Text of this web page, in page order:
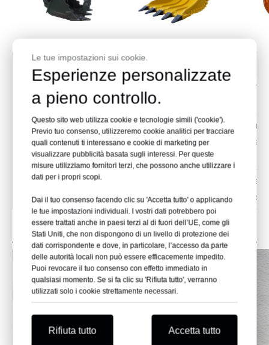
Le tue impostazioni sui cookie.
Esperienze personalizzate
a pieno controllo.
Questo sito web utilizza cookie e tecnologie simili ('cookie').
Previo tuo consenso, utilizzeremo cookie analitici per tracciare
quali contenuti ti interessano e cookie di marketing per
visualizzare pubblicità basata sugli interessi. Per queste
misure utilizziamo fornitori terzi, che possono anche utilizzare i
dati per i propri scopi.
Dai il tuo consenso facendo clic su 'Accetta tutto' o applicando
le tue impostazioni individuali. I vostri dati potrebbero poi
essere trattati anche in paesi terzi al di fuori dell’UE, come gli
Stati Uniti, che non dispongono di un livello di protezione dei
dati corrispondente e dove, in particolare, l’accesso da parte
delle autorità locali non può essere efficacemente impedito.
Puoi revocare il tuo consenso con effetto immediato in
qualsiasi momento. Se si fa clic su 'Rifiuta tutto', verranno
utilizzati solo i cookie strettamente necessari.
Rifiuta tutto Accetta tutto
TIPO MATERIALE
Benna (GP) Q345B
Utilizzato
Secchio (HD) Q345+NM400
Utilizzato
pietre morbide e
Benna (HDX)
Q345+NM400/H
ARDOX400
Utilizzato per
subdura o selce, dopo
Seleziona modello